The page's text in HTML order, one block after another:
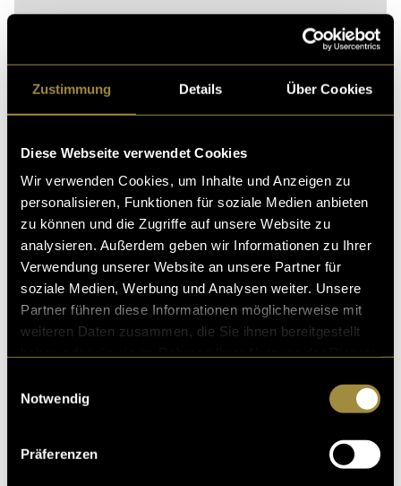
Zustimmung Details Über Cookies
Diese Webseite verwendet Cookies
Wir verwenden Cookies, um Inhalte und Anzeigen zu
personalisieren, Funktionen für soziale Medien anbieten
zu können und die Zugriffe auf unsere Website zu
analysieren. Außerdem geben wir Informationen zu Ihrer
Verwendung unserer Website an unsere Partner für
soziale Medien, Werbung und Analysen weiter. Unsere
Partner führen diese Informationen möglicherweise mit
weiteren Daten zusammen, die Sie ihnen bereitgestellt
Notwendig
Präferenzen
Bitte akzeptiere diestatistik, MarketingCookies um
diesen Inhalt zu sehen.
(vha)
Kritik